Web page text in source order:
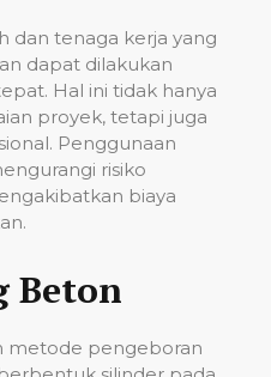
dan tenaga kerja yang
dapat dilakukan
Hal ini tidak hanya
proyek, tetapi juga
Penggunaan
risiko
biaya
Beton
metode pengeboran